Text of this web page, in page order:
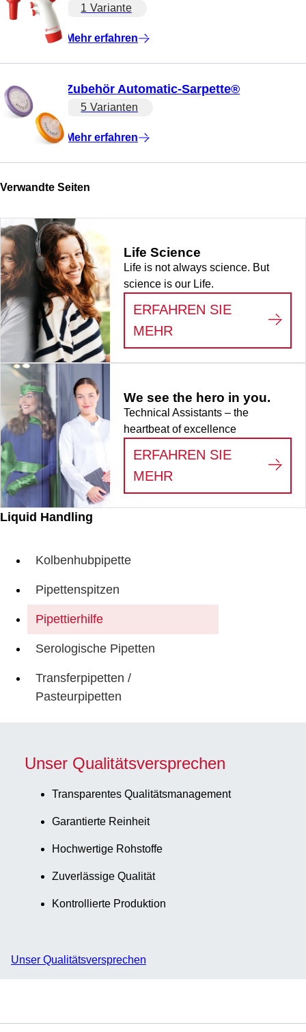
Liquid Handling
Kolbenhubpipette
Pipettenspitzen
Pipettierhilfe
Serologische Pipetten
Transferpipetten /
Pasteurpipetten
1 Variante
Mehr erfahren
Zubehör Automatic-Sarpette®
5 Varianten
Mehr erfahren
Verwandte Seiten
Life Science
Life is not always science. But
science is our Life.
ERFAHREN SIE
MEHR
We see the hero in you.
Technical Assistants – the
heartbeat of excellence
ERFAHREN SIE
MEHR
WE SEE THE
Unser Qualitätsversprechen
Transparentes Qualitätsmanagement
Garantierte Reinheit
Hochwertige Rohstoffe
Zuverlässige Qualität
Kontrollierte Produktion
Unser Qualitätsversprechen